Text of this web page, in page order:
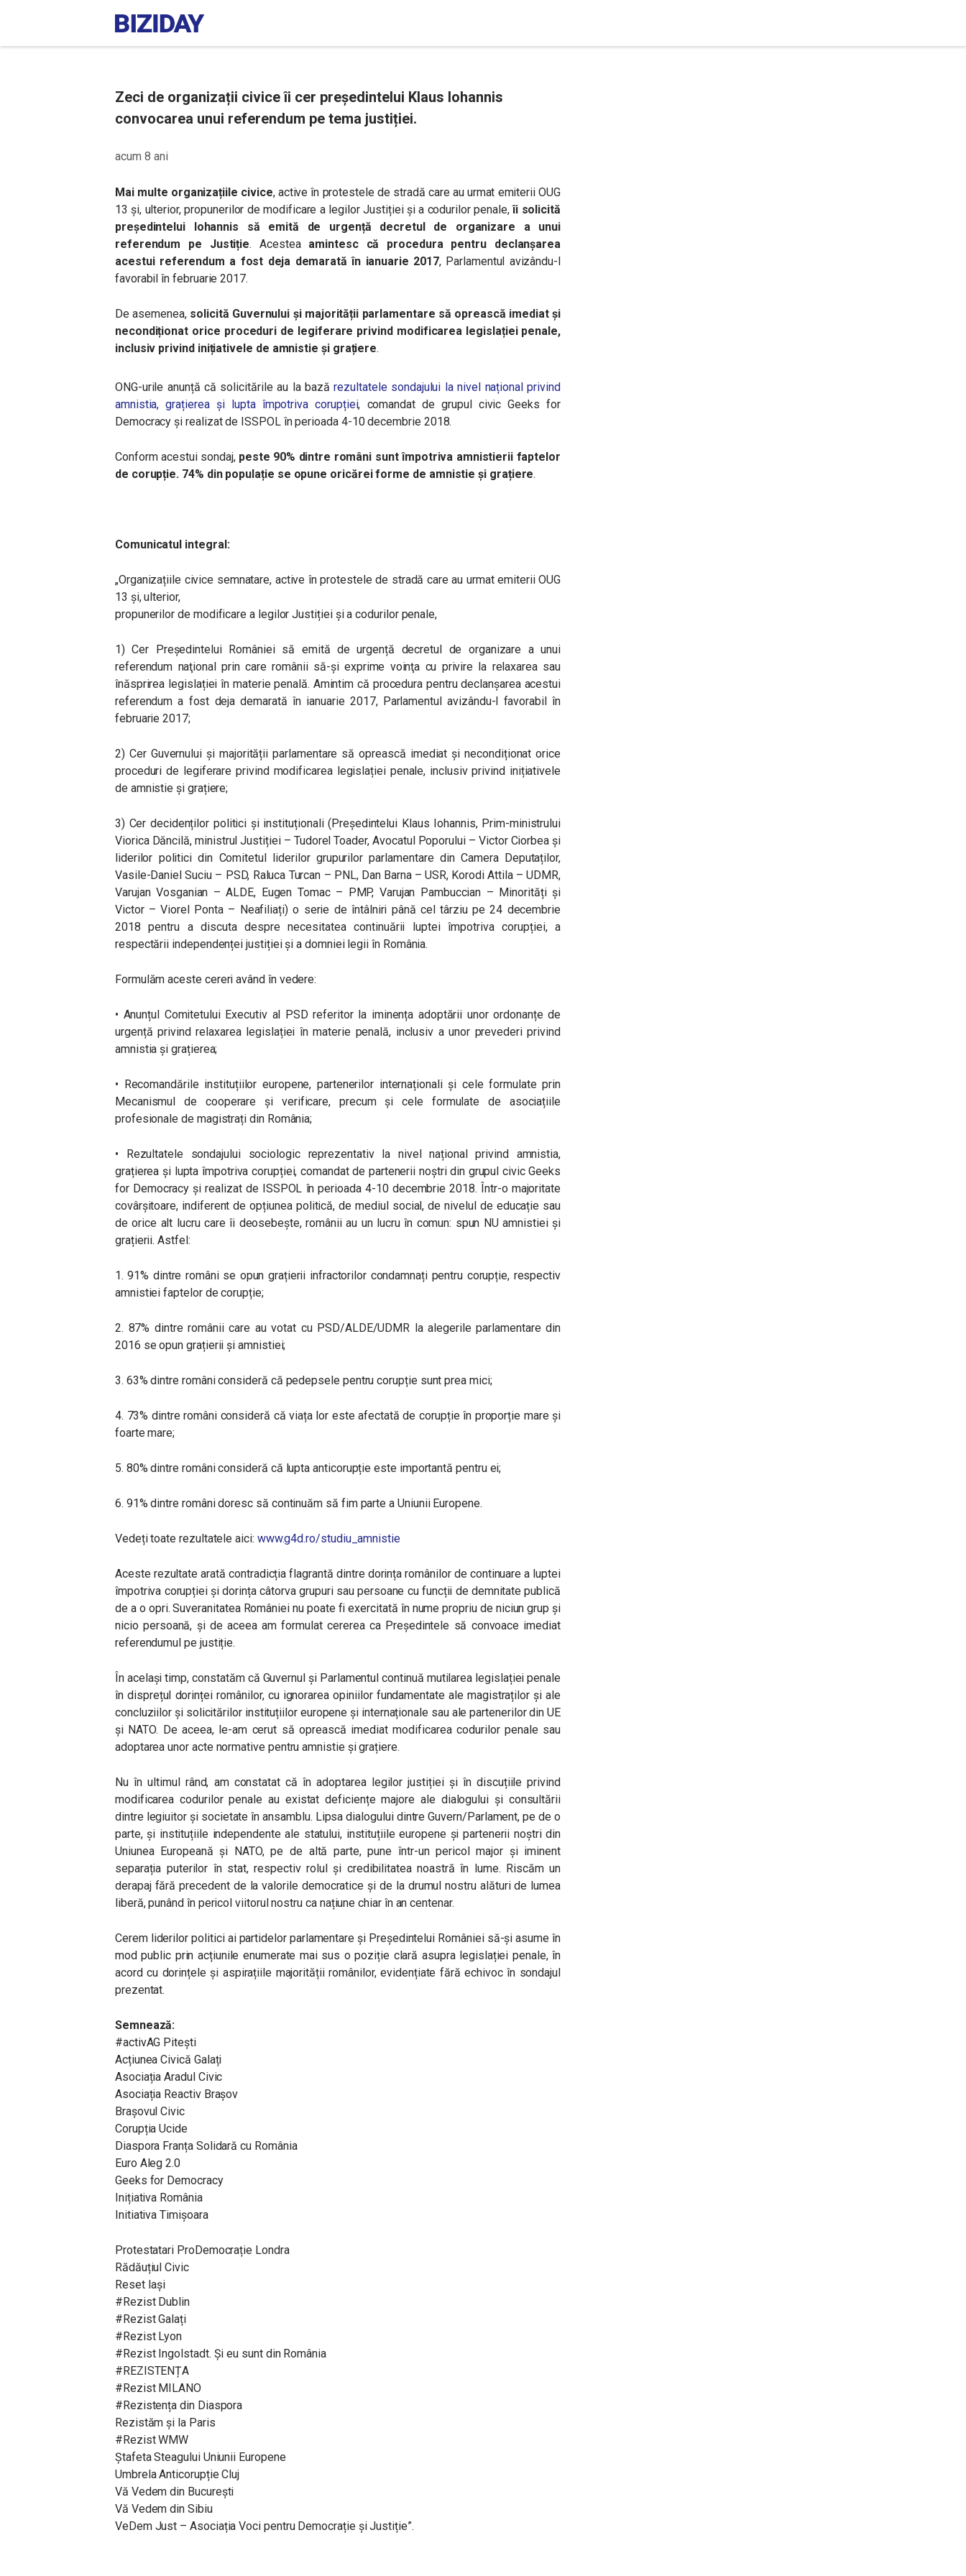
Zeci de organizații civice îi cer președintelui Klaus Iohannis
convocarea unui referendum pe tema justiției.
acum 8 ani
Mai multe organizațiile civice, active în protestele de stradă care au urmat emiterii OUG
13 și, ulterior, propunerilor de modificare a legilor Justiției și a codurilor penale,îi solicită
președintelui Iohannis să emită de urgență decretul de organizare a unui
referendum pe Justiție. Acestea amintesc că procedura pentru declanșarea
acestui referendum a fost deja demarată în ianuarie 2017, Parlamentul avizându-l
favorabil în februarie 2017.
De asemenea, solicită Guvernului și majorității parlamentare să oprească imediat și
necondiționat orice proceduri de legiferare privind modificarea legislației penale,
inclusiv privind inițiativele de amnistie și grațiere.
ONG-urile anunță că solicitările au la bazărezultatele sondajului la nivel național privind
amnistia, grațierea și lupta împotriva corupției, comandat de grupul civic Geeks for
Democracy și realizat de ISSPOL în perioada 4-10 decembrie 2018.
Conform acestui sondaj, peste 90% dintre români sunt împotriva amnistierii faptelor
de corupție. 74% din populație se opune oricărei forme de amnistie și grațiere.
Comunicatul integral:
„Organizațiile civice semnatare, active în protestele de stradă care au urmat emiterii OUG
13 și, ulterior,
propunerilor de modificare a legilor Justiției și a codurilor penale,
1) Cer Președintelui României să emită de urgență decretul de organizare a unui
referendum naţional prin care românii să-şi exprime voinţa cu privire la relaxarea sau
înăsprirea legislației în materie penală. Amintim că procedura pentru declanșarea acestui
referendum a fost deja demarată în ianuarie 2017, Parlamentul avizându-l favorabil în
februarie 2017;
2) Cer Guvernului și majorității parlamentare să oprească imediat și necondiționat orice
proceduri de legiferare privind modificarea legislației penale, inclusiv privind inițiativele
de amnistie și grațiere;
3) Cer decidenților politici și instituționali (Președintelui Klaus Iohannis, Prim-ministrului
Viorica Dăncilă, ministrul Justiției – Tudorel Toader, Avocatul Poporului – Victor Ciorbea și
liderilor politici din Comitetul liderilor grupurilor parlamentare din Camera Deputaților,
Vasile-Daniel Suciu – PSD, Raluca Turcan – PNL, Dan Barna – USR, Korodi Attila – UDMR,
Varujan Vosganian – ALDE, Eugen Tomac – PMP, Varujan Pambuccian – Minorități și
Victor – Viorel Ponta – Neafiliați) o serie de întâlniri până cel târziu pe 24 decembrie
2018 pentru a discuta despre necesitatea continuării luptei împotriva corupției, a
respectării independenței justiției și a domniei legii în România.
Formulăm aceste cereri având în vedere:
• Anunțul Comitetului Executiv al PSD referitor la iminența adoptării unor ordonanțe de
urgență privind relaxarea legislației în materie penală, inclusiv a unor prevederi privind
amnistia și grațierea;
• Recomandările instituțiilor europene, partenerilor internaționali și cele formulate prin
Mecanismul de cooperare și verificare, precum și cele formulate de asociațiile
profesionale de magistrați din România;
• Rezultatele sondajului sociologic reprezentativ la nivel național privind amnistia,
grațierea și lupta împotriva corupției, comandat de partenerii noștri din grupul civic Geeks
for Democracy și realizat de ISSPOL în perioada 4-10 decembrie 2018. Într-o majoritate
covârșitoare, indiferent de opțiunea politică, de mediul social, de nivelul de educație sau
de orice alt lucru care îi deosebește, românii au un lucru în comun: spun NU amnistiei și
grațierii. Astfel:
1. 91% dintre români se opun grațierii infractorilor condamnați pentru corupție, respectiv
amnistiei faptelor de corupție;
2. 87% dintre românii care au votat cu PSD/ALDE/UDMR la alegerile parlamentare din
2016 se opun grațierii și amnistiei;
3. 63% dintre români consideră că pedepsele pentru corupție sunt prea mici;
4. 73% dintre români consideră că viața lor este afectată de corupție în proporție mare și
foarte mare;
5. 80% dintre români consideră că lupta anticorupție este importantă pentru ei;
6. 91% dintre români doresc să continuăm să fim parte a Uniunii Europene.
Vedeți toate rezultatele aici: www.g4d.ro/studiu_amnistie
Aceste rezultate arată contradicția flagrantă dintre dorința românilor de continuare a luptei
împotriva corupției și dorința câtorva grupuri sau persoane cu funcții de demnitate publică
de a o opri. Suveranitatea României nu poate fi exercitată în nume propriu de niciun grup și
nicio persoană, și de aceea am formulat cererea ca Președintele să convoace imediat
referendumul pe justiție.
În același timp, constatăm că Guvernul și Parlamentul continuă mutilarea legislației penale
în disprețul dorinței românilor, cu ignorarea opiniilor fundamentate ale magistraților și ale
concluziilor și solicitărilor instituțiilor europene și internaționale sau ale partenerilor din UE
și NATO. De aceea, le-am cerut să oprească imediat modificarea codurilor penale sau
adoptarea unor acte normative pentru amnistie și grațiere.
Nu în ultimul rând, am constatat că în adoptarea legilor justiției și în discuțiile privind
modificarea codurilor penale au existat deficiențe majore ale dialogului și consultării
dintre legiuitor și societate în ansamblu. Lipsa dialogului dintre Guvern/Parlament, pe de o
parte, și instituțiile independente ale statului, instituțiile europene și partenerii noștri din
Uniunea Europeană și NATO, pe de altă parte, pune într-un pericol major și iminent
separația puterilor în stat, respectiv rolul și credibilitatea noastră în lume. Riscăm un
derapaj fără precedent de la valorile democratice și de la drumul nostru alături de lumea
liberă, punând în pericol viitorul nostru ca națiune chiar în an centenar.
Cerem liderilor politici ai partidelor parlamentare și Președintelui României să-și asume în
mod public prin acțiunile enumerate mai sus o poziție clară asupra legislației penale, în
acord cu dorințele și aspirațiile majorității românilor, evidențiate fără echivoc în sondajul
prezentat.
Semnează:
#activAG Piteşti
Acțiunea Civică Galați
Asociația Aradul Civic
Asociația Reactiv Brașov
Brașovul Civic
Corupția Ucide
Diaspora Franța Solidară cu România
Euro Aleg 2.0
Geeks for Democracy
Inițiativa România
Initiativa Timișoara
Protestatari ProDemocrație Londra
Rădăuțiul Civic
Reset Iași
#Rezist Dublin
#Rezist Galați
#Rezist Lyon
#Rezist Ingolstadt. Și eu sunt din România
#REZISTENȚA
#Rezist MILANO
#Rezistența din Diaspora
Rezistăm și la Paris
#Rezist WMW
Ștafeta Steagului Uniunii Europene
Umbrela Anticorupție Cluj
Vă Vedem din București
Vă Vedem din Sibiu
VeDem Just – Asociația Voci pentru Democrație și Justiție”.